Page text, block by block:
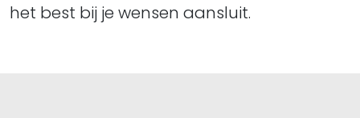
het best bij je wensen aansluit.